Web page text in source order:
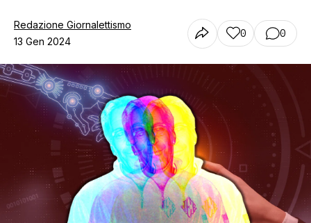
Contatti
Redazione Giornalettismo
13 Gen 2024
0 0